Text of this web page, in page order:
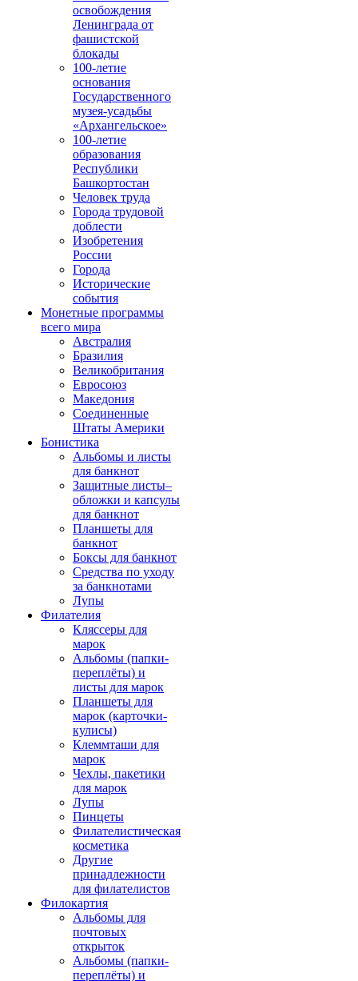
освобождения
Ленинграда от
фашистской
блокады
100-летие
основания
Государственного
музея-усадьбы
«Архангельское»
100-летие
образования
Республики
Башкортостан
Человек труда
Города трудовой
доблести
Изобретения
России
Города
Исторические
события
Монетные программы
всего мира
Австралия
Бразилия
Великобритания
Евросоюз
Македония
Соединенные
Штаты Америки
Бонистика
Альбомы и листы
для банкнот
Защитные листы–
обложки и капсулы
для банкнот
Планшеты для
банкнот
Боксы для банкнот
Средства по уходу
за банкнотами
Лупы
Филателия
Кляссеры для
марок
Альбомы (папки-
переплёты) и
листы для марок
Планшеты для
марок (карточки-
кулисы)
Клеммташи для
марок
Чехлы, пакетики
для марок
Лупы
Пинцеты
Филателистическая
косметика
Другие
принадлежности
для филателистов
Филокартия
Альбомы для
почтовых
открыток
Альбомы (папки-
переплёты) и